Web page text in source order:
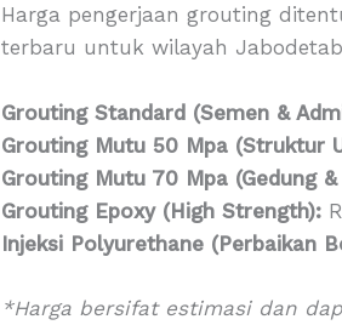
Harga pengerjaan grouting
terbaru untuk wilayah
Grouting Standard (Semen &
Grouting Mutu 50 Mpa (Struktur
Grouting Mutu 70 Mpa (Gedung
Grouting Epoxy (High Strength):
Injeksi Polyurethane (Perbaikan
*Harga bersifat estimasi dan